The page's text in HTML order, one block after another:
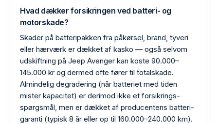
Hvad dækker forsikringen ved batteri- og
motorskade?
Skader på batteripakken fra påkørsel, brand, tyveri
eller hærværk er dækket af kasko — også selvom
udskiftning på Jeep Avenger kan koste 90.000–
145.000 kr og dermed ofte fører til total­skade.
Almindelig degradering (når batteriet med tiden
mister kapacitet) er derimod ikke et forsikrings­
spørgsmål, men er dækket af producentens batteri­
garanti (typisk 8 år eller op til 160.000–240.000 km).